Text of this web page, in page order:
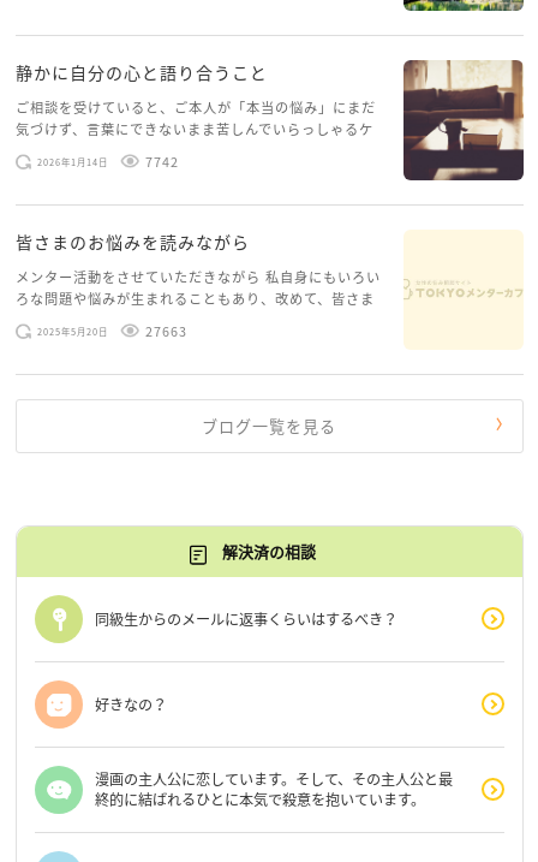
静かに自分の心と語り合うこと
ご相談を受けていると、ご本人が「本当の悩み」にまだ
気づけず、言葉にできないまま苦しんでいらっしゃるケ
ースがありますお悩みというのは、心の深いところ（深
層心理）に触れることで、まったく違う角度から解決の
2026年1月14日 7742
皆さまのお悩みを読みながら
メンター活動をさせていただきながら 私自身にもいろい
ろな問題や悩みが生まれることもあり、改めて、皆さま
のお悩みを読みながら 「みんな、もがいてる。わたし
だけじゃないんだな」と、逆に励まされるような日々で
2025年5月20日 27663
ブログ一覧を見る
解決済の相談
同級生からのメールに返事くらいはするべき？
好きなの？
漫画の主人公に恋しています。そして、その主人公と最
終的に結ばれるひとに本気で殺意を抱いています。